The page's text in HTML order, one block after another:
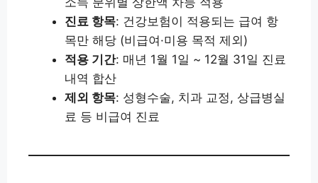
진료 항목: 건강보험이 적용되는 급여 항
목만 해당 (비급여·미용 목적 제외)
적용 기간: 매년 1월 1일 ~ 12월 31일 진료
내역 합산
제외 항목: 성형수술, 치과 교정, 상급병실
료 등 비급여 진료